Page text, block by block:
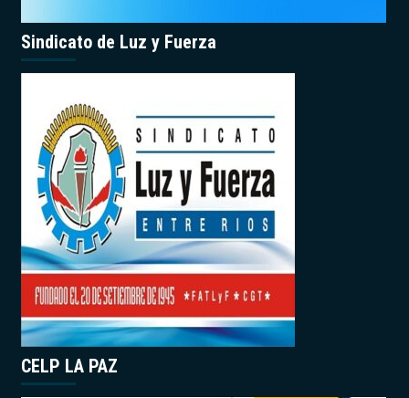
Sindicato de Luz y Fuerza
CELP LA PAZ